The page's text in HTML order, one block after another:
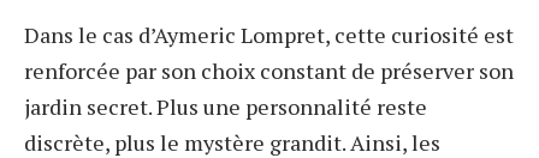
Dans le cas d’Aymeric Lompret, cette curiosité est
renforcée par son choix constant de préserver son
jardin secret. Plus une personnalité reste
discrète, plus le mystère grandit. Ainsi, les